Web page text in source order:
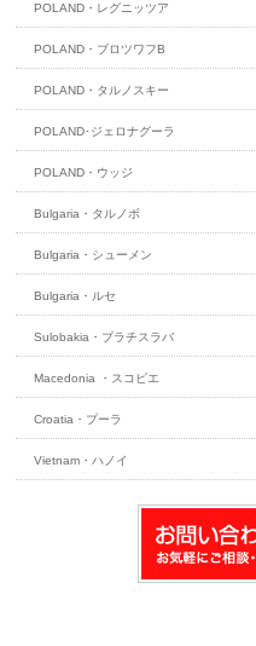
POLAND・レグニッツア
POLAND・ブロツワフB
POLAND・タルノスキー
POLAND･ジェロナグーラ
POLAND・ウッジ
Bulgaria・タルノボ
Bulgaria・シューメン
Bulgaria・ルセ
Sulobakia・ブラチスラバ
Macedonia ・スコピエ
Croatia・プーラ
Vietnam・ハノイ